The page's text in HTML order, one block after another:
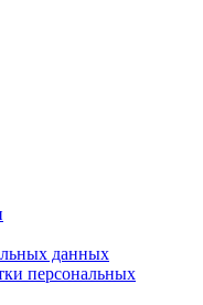
данных
персональных